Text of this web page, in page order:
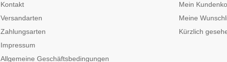
Kontakt
Versandarten
Zahlungsarten
Impressum
Allgemeine Geschäftsbedingungen
Mein
Meine
Kürzlich